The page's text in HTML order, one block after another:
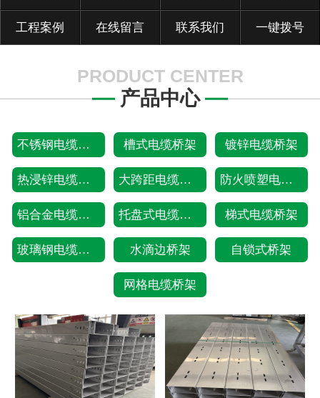
工程案例 在线留言 联系我们 一键拨号
PRODUCT CENTER
产品中心
不锈钢电缆桥架 槽式电缆桥架 镀锌电缆桥架
热浸锌电缆桥架 大跨距电缆桥架 防火喷塑电缆桥架
铝合金电缆桥架 托盘式电缆桥架 梯式电缆桥架
玻璃钢电缆桥架 水滴边桥架 自锁式桥架
网格电缆桥架